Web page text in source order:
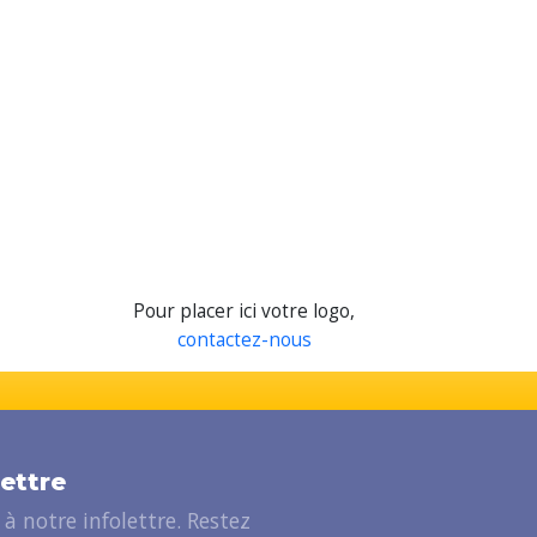
Pour placer ici votre logo,
contactez-nous
notre infolettre. Restez